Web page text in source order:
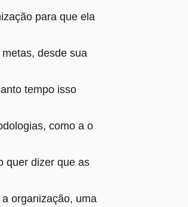
para que ela
desde sua
tempo isso
como a o
quer dizer que as
organização, uma